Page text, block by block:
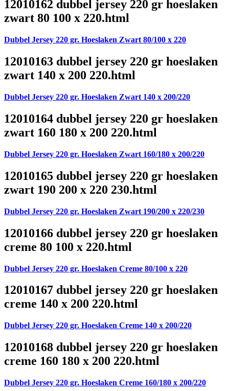
12010162 dubbel jersey 220 gr hoeslaken
zwart 80 100 x 220.html
Dubbel Jersey 220 gr. Hoeslaken Zwart 80/100 x 220
12010163 dubbel jersey 220 gr hoeslaken
zwart 140 x 200 220.html
Dubbel Jersey 220 gr. Hoeslaken Zwart 140 x 200/220
12010164 dubbel jersey 220 gr hoeslaken
zwart 160 180 x 200 220.html
Dubbel Jersey 220 gr. Hoeslaken Zwart 160/180 x 200/220
12010165 dubbel jersey 220 gr hoeslaken
zwart 190 200 x 220 230.html
Dubbel Jersey 220 gr. Hoeslaken Zwart 190/200 x 220/230
12010166 dubbel jersey 220 gr hoeslaken
creme 80 100 x 220.html
Dubbel Jersey 220 gr. Hoeslaken Creme 80/100 x 220
12010167 dubbel jersey 220 gr hoeslaken
creme 140 x 200 220.html
Dubbel Jersey 220 gr. Hoeslaken Creme 140 x 200/220
12010168 dubbel jersey 220 gr hoeslaken
creme 160 180 x 200 220.html
Dubbel Jersey 220 gr. Hoeslaken Creme 160/180 x 200/220